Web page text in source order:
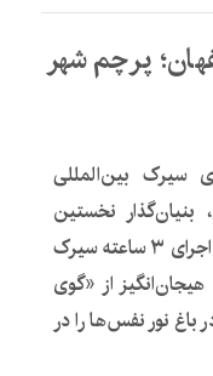
پرچم شهر
سیرک بین‌المللی
بنیان‌گذار نخستین
سیرک بدون حیوان ایران برگزارشد واز اجرای ۳ ساعته سیرک
برنامه‌ای با ۱۴ بخش هیجان‌انگیز از «گوی
نور نفس‌ها را در